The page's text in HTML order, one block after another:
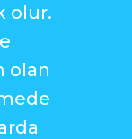
olur.
olan